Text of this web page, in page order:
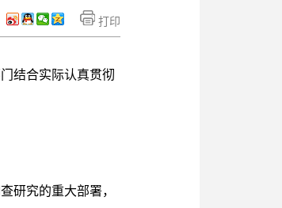
打印
结合实际认真贯彻
研究的重大部署，